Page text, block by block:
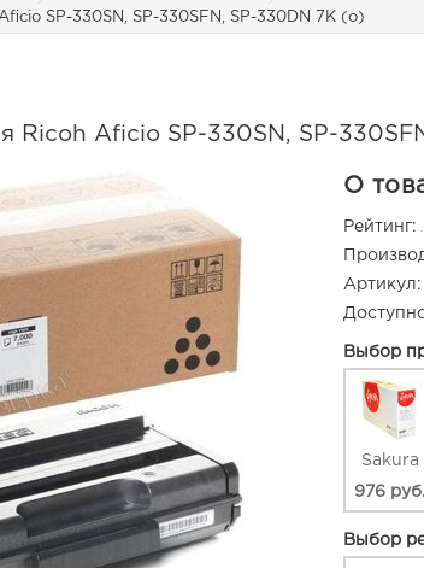
SP-330SN, SP-330SFN, SP-330DN 7K (o)
Ricoh Aficio SP-330SN, SP-
О
Рейтинг:
Артикул:
Выбор
Sakura
976 руб.
Выбор